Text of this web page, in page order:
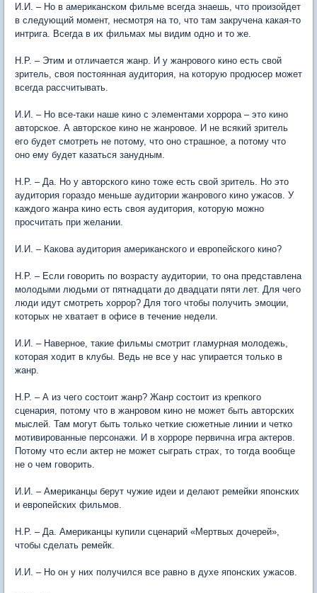
И.И. – Но в американском фильме всегда знаешь, что произойдет
в следующий момент, несмотря на то, что там закручена какая-то
интрига. Всегда в их фильмах мы видим одно и то же.
Н.Р. – Этим и отличается жанр. И у жанрового кино есть свой
зритель, своя постоянная аудитория, на которую продюсер может
всегда рассчитывать.
И.И. – Но все-таки наше кино с элементами хоррора – это кино
авторское. А авторское кино не жанровое. И не всякий зритель
его будет смотреть не потому, что оно страшное, а потому что
оно ему будет казаться занудным.
Н.Р. – Да. Но у авторского кино тоже есть свой зритель. Но это
аудитория гораздо меньше аудитории жанрового кино ужасов. У
каждого жанра кино есть своя аудитория, которую можно
просчитать при желании.
И.И. – Какова аудитория американского и европейского кино?
Н.Р. – Если говорить по возрасту аудитории, то она представлена
молодыми людьми от пятнадцати до двадцати пяти лет. Для чего
люди идут смотреть хоррор? Для того чтобы получить эмоции,
которых не хватает в офисе в течение недели.
И.И. – Наверное, такие фильмы смотрит гламурная молодежь,
которая ходит в клубы. Ведь не все у нас упирается только в
жанр.
Н.Р. – А из чего состоит жанр? Жанр состоит из крепкого
сценария, потому что в жанровом кино не может быть авторских
мыслей. Там могут быть только четкие сюжетные линии и четко
мотивированные персонажи. И в хорроре первична игра актеров.
Потому что если актер не может сыграть страх, то тогда вообще
не о чем говорить.
И.И. – Американцы берут чужие идеи и делают ремейки японских
и европейских фильмов.
Н.Р. – Да. Американцы купили сценарий «Мертвых дочерей»,
чтобы сделать ремейк.
И.И. – Но он у них получился все равно в духе японских ужасов.